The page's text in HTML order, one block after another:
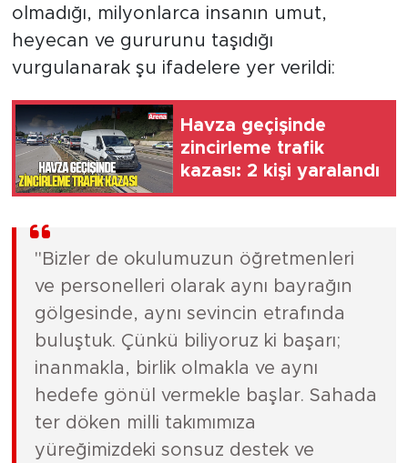
olmadığı, milyonlarca insanın umut,
heyecan ve gururunu taşıdığı
vurgulanarak şu ifadelere yer verildi:
Havza geçişinde
zincirleme trafik
kazası: 2 kişi yaralandı
"Bizler de okulumuzun öğretmenleri
ve personelleri olarak aynı bayrağın
gölgesinde, aynı sevincin etrafında
buluştuk. Çünkü biliyoruz ki başarı;
inanmakla, birlik olmakla ve aynı
hedefe gönül vermekle başlar. Sahada
ter döken milli takımımıza
yüreğimizdeki sonsuz destek ve